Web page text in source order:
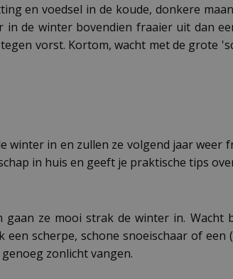
en voedsel in de koude, donkere
de winter bovendien fraaier uit dan
vorst. Kortom, wacht met de grote
winter in en zullen ze volgend jaar
in huis en geeft je praktische tips
ze mooi strak de winter in. Wacht
scherpe, schone snoeischaar of een
zonlicht vangen.